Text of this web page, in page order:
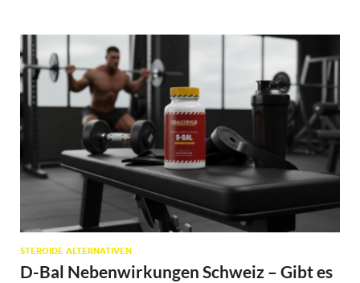
STEROIDE ALTERNATIVEN
D-Bal Nebenwirkungen Schweiz – Gibt es